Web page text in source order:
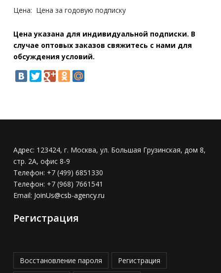
Цена: Цена за годовую подписку
Цена указана для индивидуальной подписки. В
случае оптовых заказов свяжитесь с нами для
обсуждения условий.
Адрес: 123424, г. Москва, ул. Большая Грузинская, дом 8,
стр. 2А, офис 8-9
Телефон: +7 (499) 6851330
Телефон: +7 (968) 7661541
Email: JoinUs@csb-agency.ru
Регистрация
Восстановление пароля Регистрация